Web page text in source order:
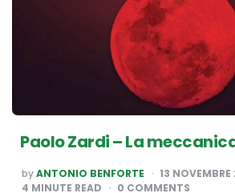
Paolo Zardi – La
POSTED
BY
byANTONIO BENFORTE
13
4 MINUTE READ 0 COMMENTS